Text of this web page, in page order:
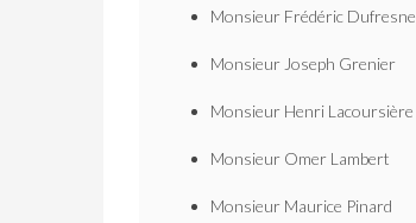
Monsieur Frédéric Dufresne
Monsieur Joseph Grenier
Monsieur Henri Lacoursière
Monsieur Omer Lambert
Monsieur Maurice Pinard